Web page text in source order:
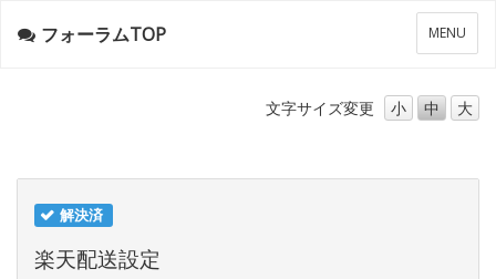
メ
ニ
ー
MENU
フォーラムTOP
文字サイズ変更 小 中 大
解決済
楽天配送設定